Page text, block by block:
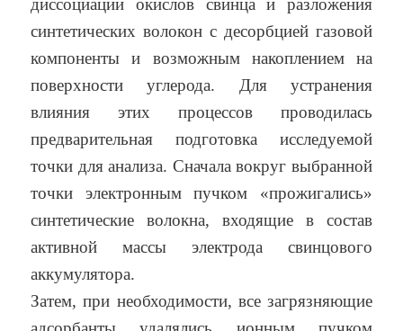
диссоциации окислов свинца и разложения
синтетических волокон с десорбцией газовой
компоненты и возможным накоплением на
поверхности углерода. Для устранения
влияния этих процессов проводилась
предварительная подготовка исследуемой
точки для анализа. Сначала вокруг выбранной
точки электронным пучком «прожигались»
синтетические волокна, входящие в состав
активной массы электрода свинцового
аккумулятора.
Затем, при необходимости, все загрязняющие